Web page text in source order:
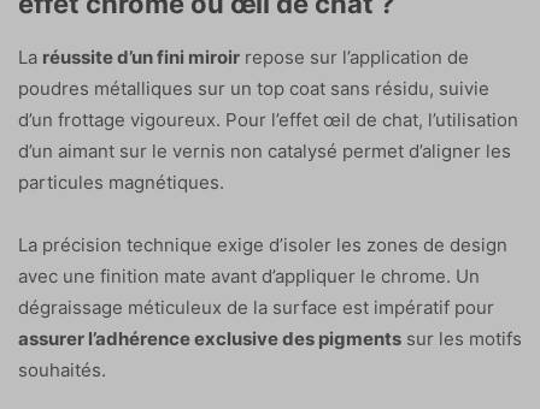
La réussite d’un fini miroir repose sur l’application de
poudres métalliques sur un top coat sans résidu, suivie
d’un frottage vigoureux. Pour l’effet œil de chat, l’utilisation
d’un aimant sur le vernis non catalysé permet d’aligner les
particules magnétiques.
La précision technique exige d’isoler les zones de design
avec une finition mate avant d’appliquer le chrome. Un
dégraissage méticuleux de la surface est impératif pour
assurer l’adhérence exclusive des pigments sur les motifs
souhaités.